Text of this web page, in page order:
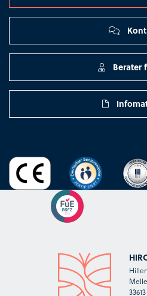
Berater